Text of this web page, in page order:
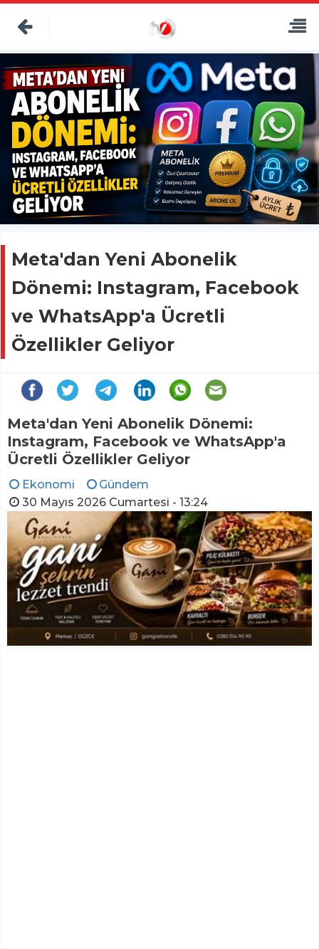
Meta'dan Yeni Abonelik
Dönemi: Instagram, Facebook
ve WhatsApp'a Ücretli
Özellikler Geliyor
Meta'dan Yeni Abonelik Dönemi:
Instagram, Facebook ve WhatsApp'a
Ücretli Özellikler Geliyor
Ekonomi
Gündem
30 Mayıs 2026 Cumartesi - 13:24